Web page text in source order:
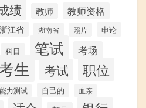
绩 教师 教师资格
浙江省 湖南省 照片 申论
科目 笔试 考场
生 考试 职位
能力测试 自己的 血亲